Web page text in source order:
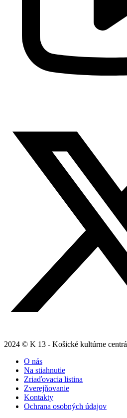
2024 © K 13 - Košické kultúrne centrá
O nás
Na stiahnutie
Zriaďovacia listina
Zverejňovanie
Kontakty
Ochrana osobných údajov